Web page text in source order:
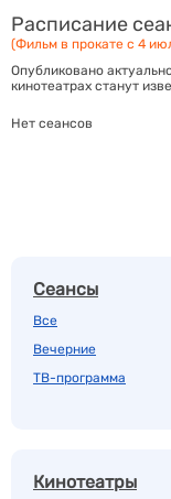
Расписание
(Фильм в прокате с 4
Опубликовано
кинотеатрах станут
Нет сеансов
Сеансы
Все
Вечерние
ТВ-программа
Кинотеатры